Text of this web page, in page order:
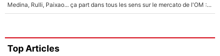
Medina, Rulli, Paixao... ça part dans tous les sens sur le mercato de l'OM : Frank McCourt va enfin récupérer l'argent qu'il attend ?
Top Articles